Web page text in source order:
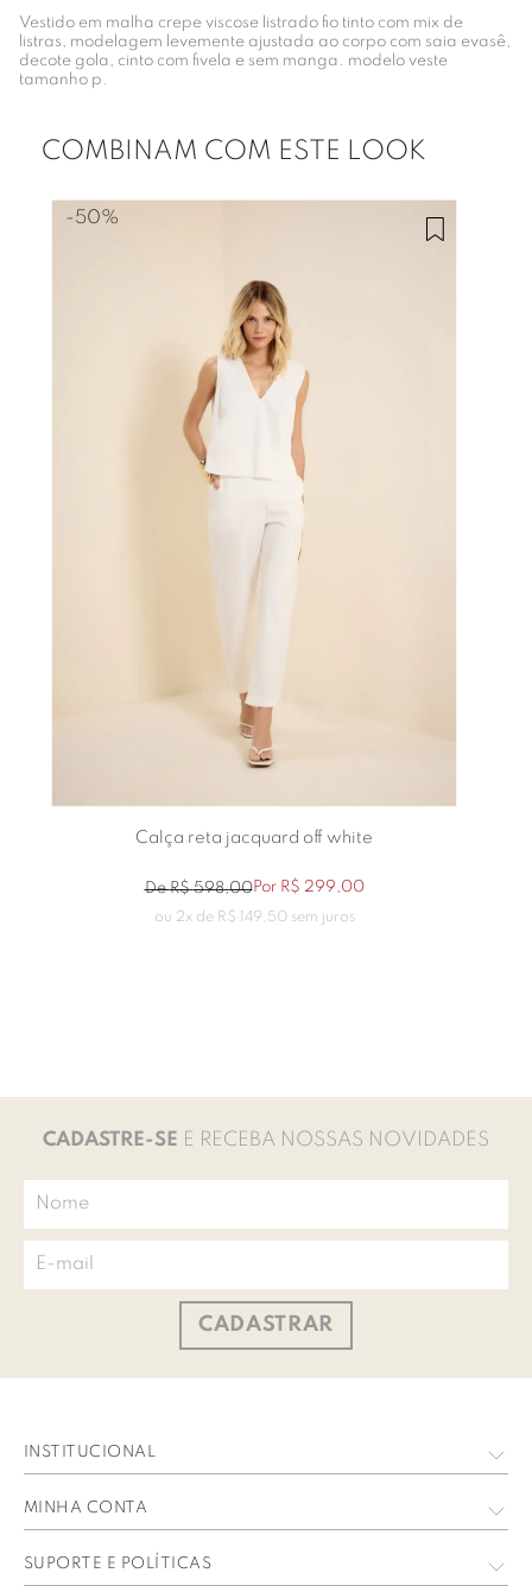
Vestido em malha crepe viscose listrado fio tinto com mix de
listras, modelagem levemente ajustada ao corpo com saia evasê,
decote gola, cinto com fivela e sem manga. modelo veste
tamanho p.
COMBINAM COM ESTE LOOK
-50%
Calça reta jacquard off white
DeR$ 598,00Por R$ 299,00
ou 2x de R$ 149 50sem juros
CADASTRE-SE E RECEBA NOSSAS NOVIDADES
CADASTRAR
INSTITUCIONAL
Quem Somos
MINHA CONTA
Meus Dados
SUPORTE E POLÍTICAS